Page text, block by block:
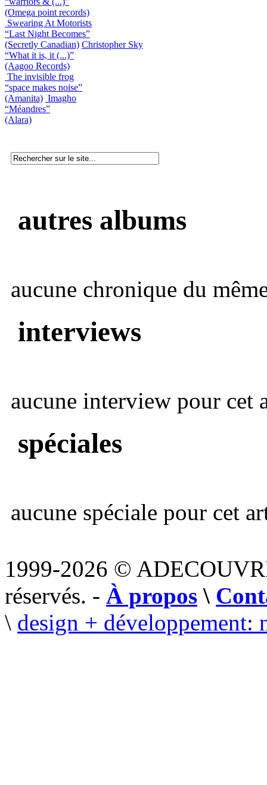
(Omega point records)
Swearing At Motorists
“Last Night Becomes”
(Secretly Canadian) Christopher Sky
“What it is, it (...)”
(Aagoo Records)
The invisible frog
“space makes noise”
(Amanita) Imagho
“Méandres”
(Alara)
autres albums
aucune chronique du
interviews
aucune interview pour cet
spéciales
aucune spéciale pour cet
1999-2026 ©
réservés. - À propos \
\ design + développement: